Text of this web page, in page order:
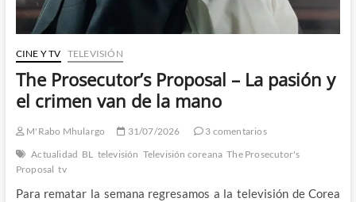
CINE Y TV TELEVISIÓN
The Prosecutor’s Proposal – La pasión y
el crimen van de la mano
M'Rabo Mhulargo 31/07/2026
3 comentarios
Actualidad BL televisión Televisión coreana The Prosecutor's
Proposal tv
Para rematar la semana regresamos a la televisión de Corea